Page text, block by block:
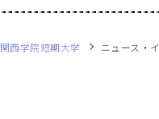
関西学院短期大学 ニュース・